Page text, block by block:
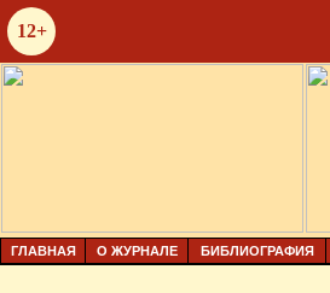
12+
ГЛАВНАЯ О ЖУРНАЛЕ БИБЛИОГРАФИЯ